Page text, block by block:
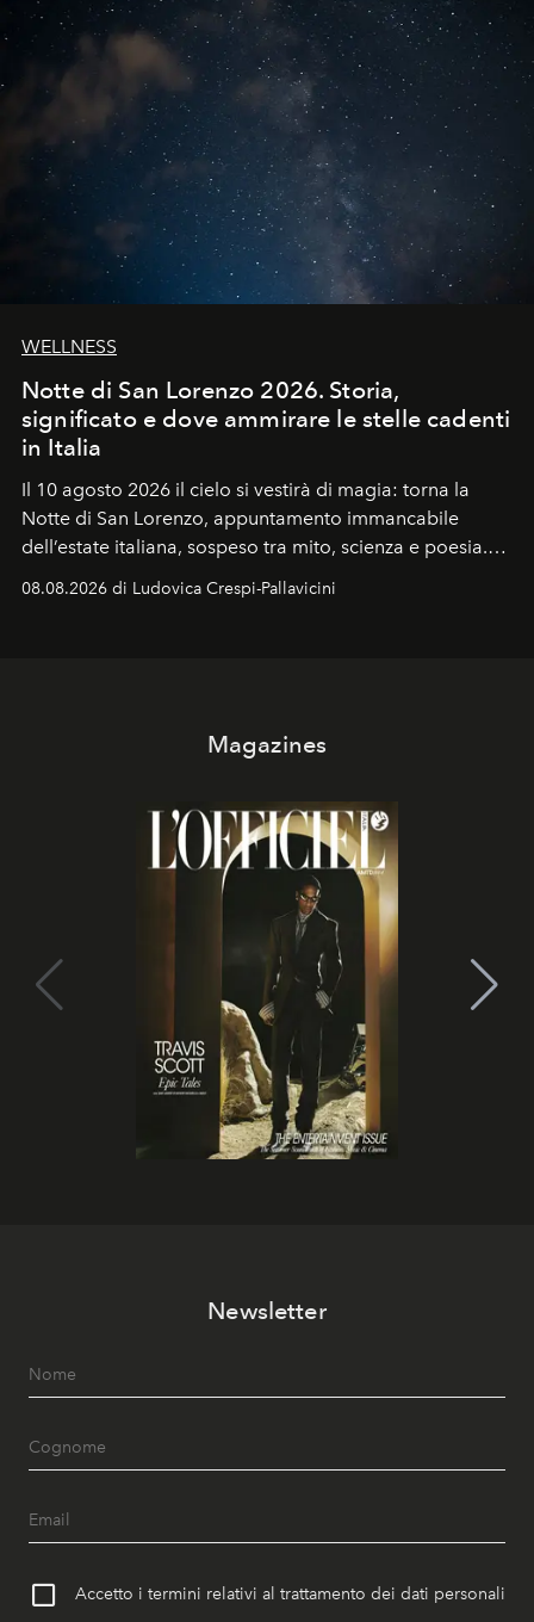
WELLNESS
Notte di San Lorenzo 2026. Storia,
significato e dove ammirare le stelle cadenti
in Italia
Il 10 agosto 2026 il cielo si vestirà di magia: torna la
Notte di San Lorenzo, appuntamento immancabile
dell’estate italiana, sospeso tra mito, scienza e poesia.
Sarà il momento in cui gli occhi si alzano verso la volta
celeste per seguire il passaggio delle
08.08.2026 di Ludovica Crespi-Pallavicini
Magazines
Newsletter
Accetto i termini relativi al trattamento dei dati personali